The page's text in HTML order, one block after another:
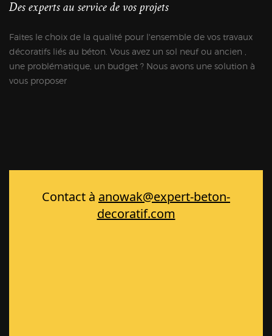
Des experts au service de vos projets
Faites le choix de la qualité pour l'ensemble de vos travaux
décoratifs liés au béton. Vous avez un sol neuf ou ancien ,
une problématique, un budget ? Nous avons une solution à
vous proposer